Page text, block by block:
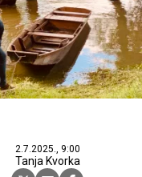
2.7.2025., 9:00
Tanja Kvorka